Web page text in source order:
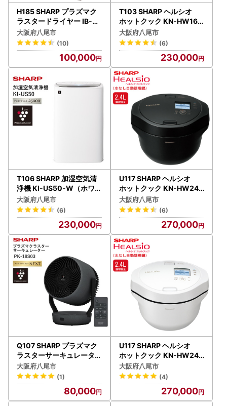
H185 SHARP プラズマク
ラスタードライヤー IB-P8
02-W（ホワイト系ルミナ
スホワイト）
大阪府八尾市
(10)
100,000
T103 SHARP ヘルシオ
ホットクック KN-HW16H
-W（プレミアムホワイト
）
大阪府八尾市
(6)
230,000
T106 SHARP 加湿空気清
浄機 KI-US50-W（ホワイ
ト系）
大阪府八尾市
(6)
230,000
U117 SHARP ヘルシオ
ホットクック KN-HW24H
-B（プレミアムブラック
）
大阪府八尾市
(6)
270,000
Q107 SHARP プラズマク
ラスターサーキュレーター
PK-18S03-B（ブラック
系（アッシュブラック））
大阪府八尾市
(1)
80,000
U117 SHARP ヘルシオ
ホットクック KN-HW24H
-W（プレミアムホワイト
）
大阪府八尾市
(4)
270,000